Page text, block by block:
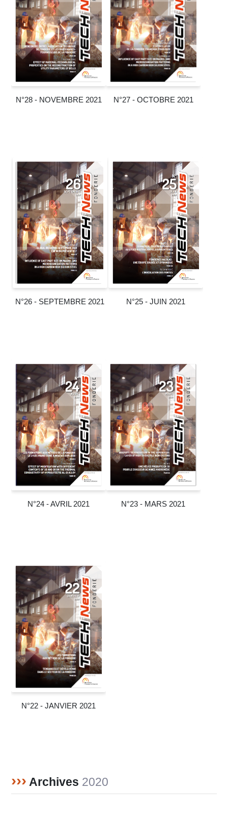
N°28 - NOVEMBRE 2021 N°27 - OCTOBRE 2021
N°26 - SEPTEMBRE 2021 N°25 - JUIN 2021
N°24 - AVRIL 2021 N°23 - MARS 2021
N°22 - JANVIER 2021
››› Archives 2020